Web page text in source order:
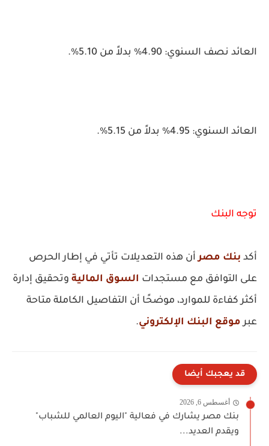
العائد نصف السنوي: 4.90% بدلاً من 5.10%.
العائد السنوي: 4.95% بدلاً من 5.15%.
توجه البنك
أكد بنك مصرأن هذه التعديلات تأتي في إطار الحرص
على التوافق مع مستجدات السوق المالية وتحقيق إدارة
أكثر كفاءة للموارد، موضحًا أن التفاصيل الكاملة متاحة
عبرموقع البنك الإلكتروني.
قد يعجبك أيضا
أغسطس 6, 2026
بنك مصر يشارك في فعالية "اليوم العالمي للشباب"
ويقدم العديد...